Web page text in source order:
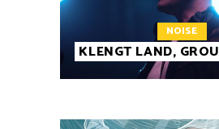
NOISE
KLENGT LAND,